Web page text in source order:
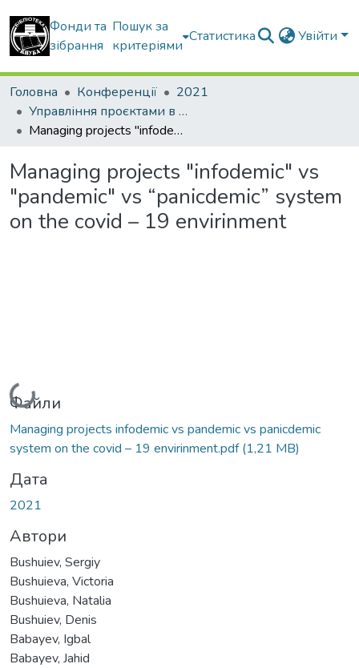
Фонди та
зібрання
Пошук за
критеріями
Статистика Увійти
Головна Конференції
2021
Управління проєктами в умовах пандемії COVID-19
Managing projects "infodemic" vs "pandemic" vs “panicdemic” system on the covid – 19 envirinment
Managing projects "infodemic" vs
"pandemic" vs “panicdemic” system
on the covid – 19 envirinment
Вантажиться...
Файли
Managing projects infodemic vs pandemic vs panicdemic
system on the covid – 19 envirinment.pdf(1,21 MB)
Дата
2021
Автори
Bushuiev, Sergiy
Bushuieva, Victoria
Bushuieva, Natalia
Bushuiev, Denis
Babayev, Igbal
Babayev, Jahid